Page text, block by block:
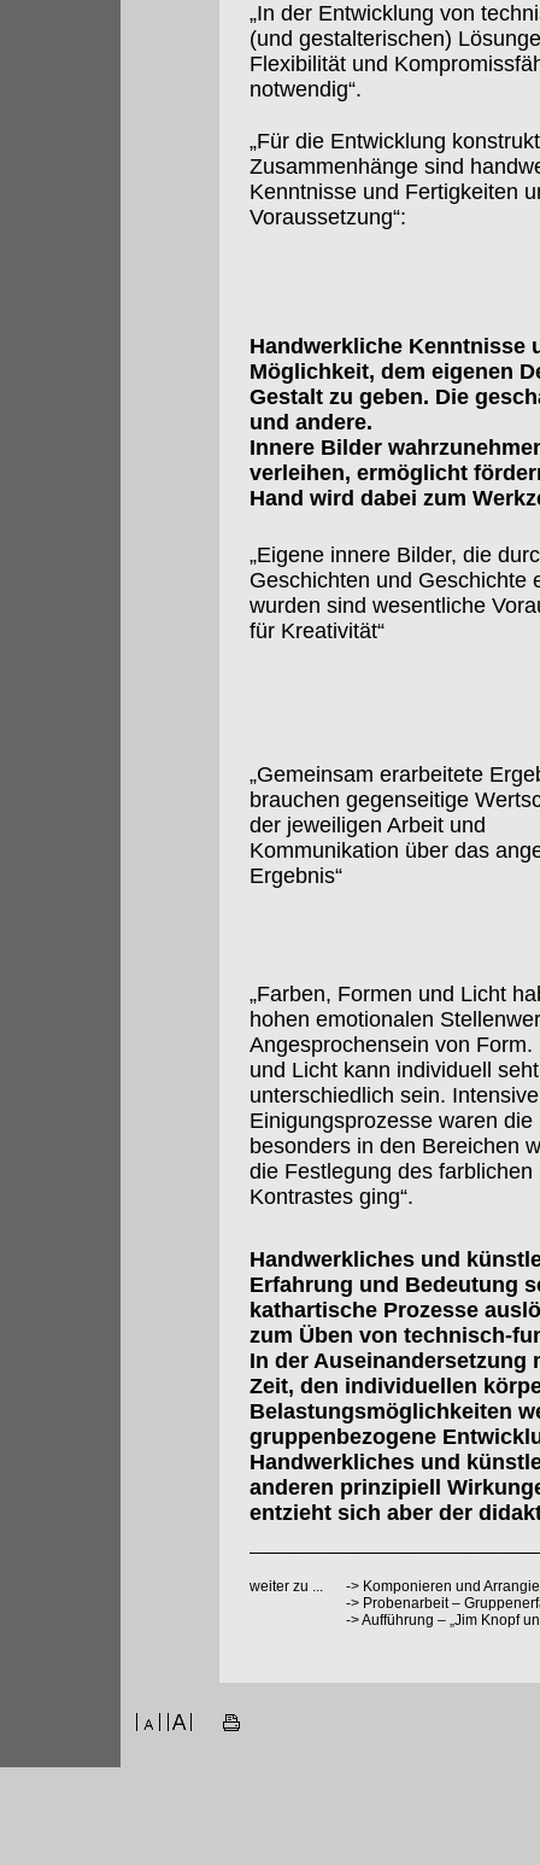
„In der Entwicklung von
(und gestalterischen)
Flexibilität und
notwendig“.
„Für die Entwicklung
Zusammenhänge sind
Kenntnisse und Fertigkeiten
Voraussetzung“:
Handwerkliche Kenntnisse
Möglichkeit, dem eigenen
Gestalt zu geben. Die
und andere.
Innere Bilder
verleihen, ermöglicht
Hand wird dabei zum
„Eigene innere Bilder, die
Geschichten und Geschichte
wurden sind wesentliche
für Kreativität“
„Gemeinsam erarbeitete
brauchen gegenseitige
der jeweiligen Arbeit und
Kommunikation über das
Ergebnis“
„Farben, Formen und Licht
hohen emotionalen
Angesprochensein von Form.
und Licht kann individuell seht
unterschiedlich sein. Intensive
Einigungsprozesse waren die
besonders in den Bereichen
die Festlegung des farblichen
Kontrastes ging“.
Handwerkliches und
Erfahrung und Bedeutung
kathartische Prozesse
zum Üben von technisch-
In der Auseinandersetzung
Zeit, den individuellen
Belastungsmöglichkeiten
gruppenbezogene
Handwerkliches und
anderen prinzipiell
entzieht sich aber der
weiter zu ... -> Komponieren und
-> Probenarbeit –
->Aufführung – „Jim Knopf